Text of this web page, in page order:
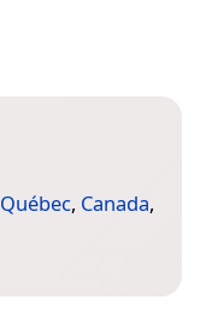
Québec, Canada,